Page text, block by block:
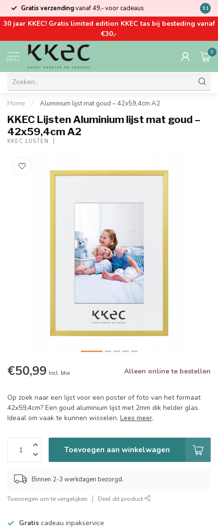
Gratis verzendingvanaf 49,- voor cadeaus Kom
9.1
30 jaar KKEC! Gratis limited edition KKEC tas bij besteding vanaf
€30,-
MENU
0
Home / Aluminium lijst mat goud – 42x59,4cm A2
KKEC Lijsten Aluminium lijst mat goud –
42x59,4cm A2
KKEC LIJSTEN
€50,99 Incl. btw Alleen online te bestellen
Op zoek naar een lijst voor een poster of foto van het formaat
42x59,4cm? Een goud aluminium lijst met 2mm dik helder glas.
Ideaal om vaak te kunnen wisselen. Lees meer.
Toevoegen aan winkelwagen
Binnen 2-3 werkdagen bezorgd.
Toevoegen om te vergelijken Deel dit product
Gratis cadeau inpakservice